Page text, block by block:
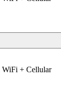
+ Cellular